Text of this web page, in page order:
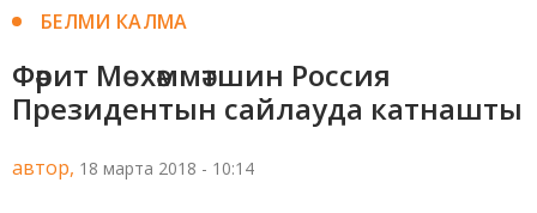
БЕЛМИ КАЛМА
Фәрит Мөхәммәтшин Россия
Президентын сайлауда катнашты
автор, 18 марта 2018 - 10:14